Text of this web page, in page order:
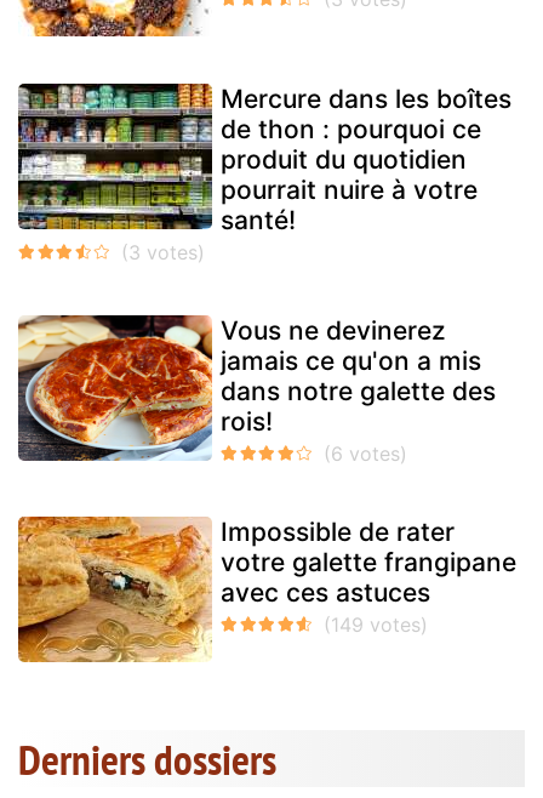
Mercure dans les boîtes
de thon : pourquoi ce
produit du quotidien
pourrait nuire à votre
santé!
Vous ne devinerez
jamais ce qu'on a mis
dans notre galette des
rois!
Impossible de rater
votre galette frangipane
avec ces astuces
Derniers dossiers